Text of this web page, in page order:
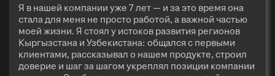
Я в нашей компании уже 7 лет — и за это время она
стала для меня не просто работой, а важной частью
моей жизни. Я стоял у истоков развития регионов
Кыргызстана и Узбекистана: общался с первыми
клиентами, рассказывал о нашем продукте, строил
доверие и шаг за шагом укреплял позиции компании